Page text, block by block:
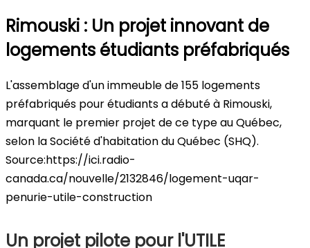
Rimouski : Un projet innovant de
logements étudiants préfabriqués
L'assemblage d'un immeuble de 155 logements
préfabriqués pour étudiants a débuté à Rimouski,
marquant le premier projet de ce type au Québec,
selon la Société d'habitation du Québec (SHQ).
Source:https://ici.radio-
canada.ca/nouvelle/2132846/logement-uqar-
penurie-utile-construction
Un projet pilote pour l'UTILE